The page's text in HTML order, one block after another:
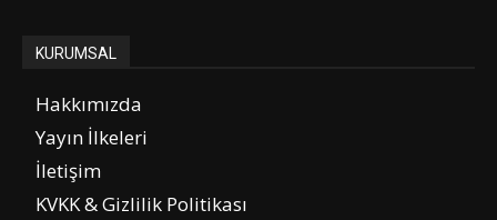
KURUMSAL
Hakkımızda
Yayın İlkeleri
İletişim
KVKK & Gizlilik Politikası